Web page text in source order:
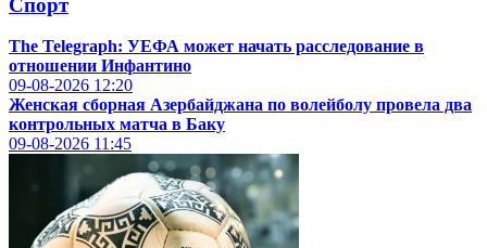
The Telegraph: УЕФА может начать расследование в
отношении Инфантино
09-08-2026 12:20
Женская сборная Азербайджана по волейболу провела два
контрольных матча в Баку
09-08-2026 11:45